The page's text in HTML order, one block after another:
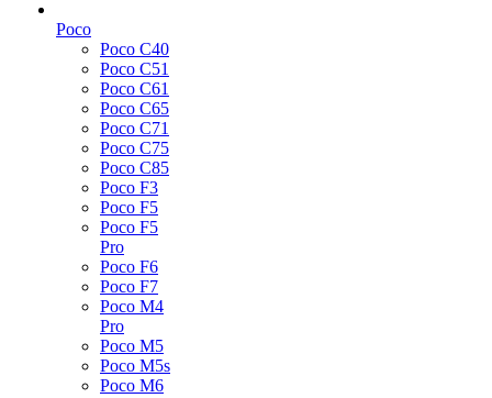
Poco
Poco C40
Poco C51
Poco C61
Poco C65
Poco C71
Poco C75
Poco C85
Poco F3
Poco F5
Poco F5
Pro
Poco F6
Poco F7
Poco M4
Pro
Poco M5
Poco M5s
Poco M6